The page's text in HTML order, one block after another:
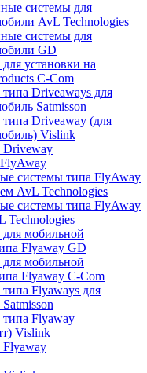
системы для
AvL Technologies
системы для
GD
установки на
C-Com
Driveaways для
Satmisson
Driveaway (для
Vislink
Driveway
системы типа FlyAway
AvL Technologies
системы типа FlyAway
Technologies
мобильной
Flyaway GD
мобильной
Flyaway C-Com
Flyaways для
Flyaway
Vislink